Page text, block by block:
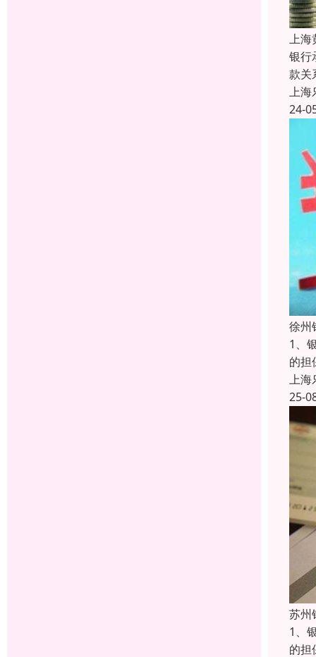
上海
银行
款关
上海
24-
徐州
1、
的担
上海
25-
苏州
1、
的担